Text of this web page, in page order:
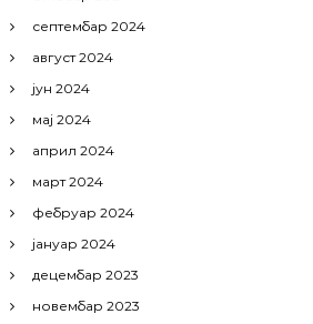
септембар 2024
август 2024
јун 2024
мај 2024
април 2024
март 2024
фебруар 2024
јануар 2024
децембар 2023
новембар 2023